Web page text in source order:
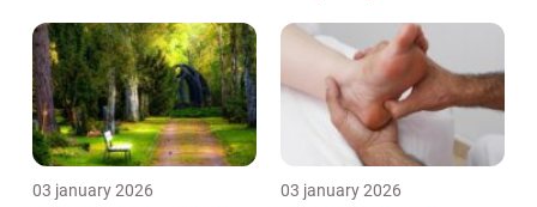
gæster
03 january 2026 03 january 2026